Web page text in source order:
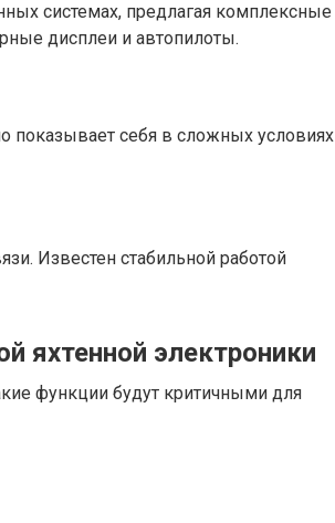
системах, предлагая комплексные
дисплеи и автопилоты.
показывает себя в сложных условиях
Известен стабильной работой
яхтенной электроники
функции будут критичными для